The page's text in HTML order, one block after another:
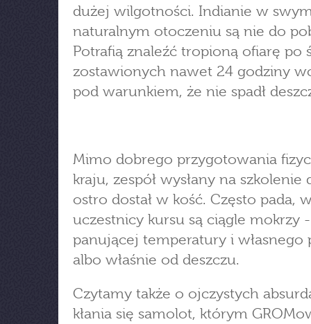
dużej wilgotności. Indianie w
naturalnym otoczeniu są nie do
Potrafią znaleźć tropioną ofiarę po
zostawionych nawet 24 godziny
pod warunkiem, że nie spadł
Mimo dobrego przygotowania
kraju, zespół wysłany na szkolenie
ostro dostał w kość. Często pada,
uczestnicy kursu są ciągle mokrzy
panującej temperatury i własnego
albo właśnie od deszczu.
Czytamy także o ojczystych
kłania się samolot, którym